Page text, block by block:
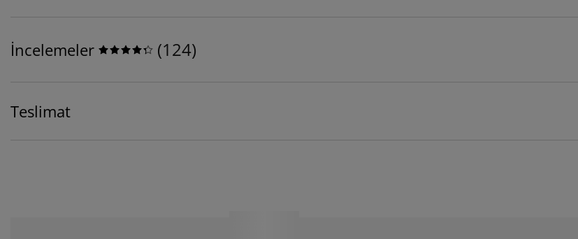
İncelemeler (124)
Teslimat